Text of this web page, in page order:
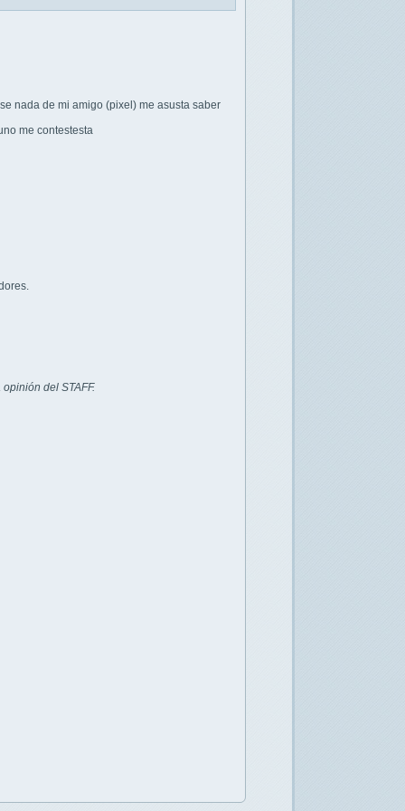
nada de mi amigo (pixel) me asusta saber
me contestesta
del STAFF.